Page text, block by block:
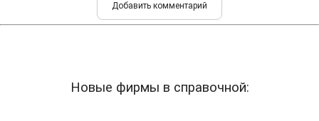
Новые фирмы в справочной: